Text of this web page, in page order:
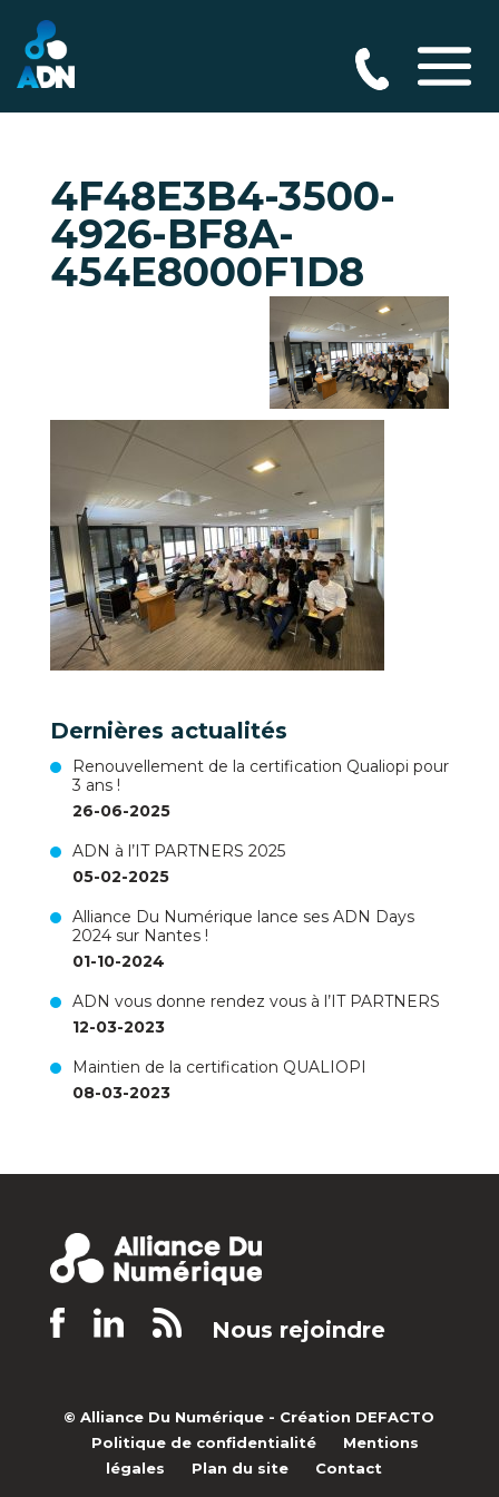
4F48E3B4-3500-
4926-BF8A-
454E8000F1D8
Dernières actualités
Renouvellement de la certification Qualiopi pour
3 ans !
26-06-2025
ADN à l’IT PARTNERS 2025
05-02-2025
Alliance Du Numérique lance ses ADN Days
2024 sur Nantes !
01-10-2024
ADN vous donne rendez vous à l’IT PARTNERS
12-03-2023
Maintien de la certification QUALIOPI
08-03-2023
Nous rejoindre
© Alliance Du Numérique - Création DEFACTO
Politique de confidentialité
Mentions
légales
Plan du site Contact